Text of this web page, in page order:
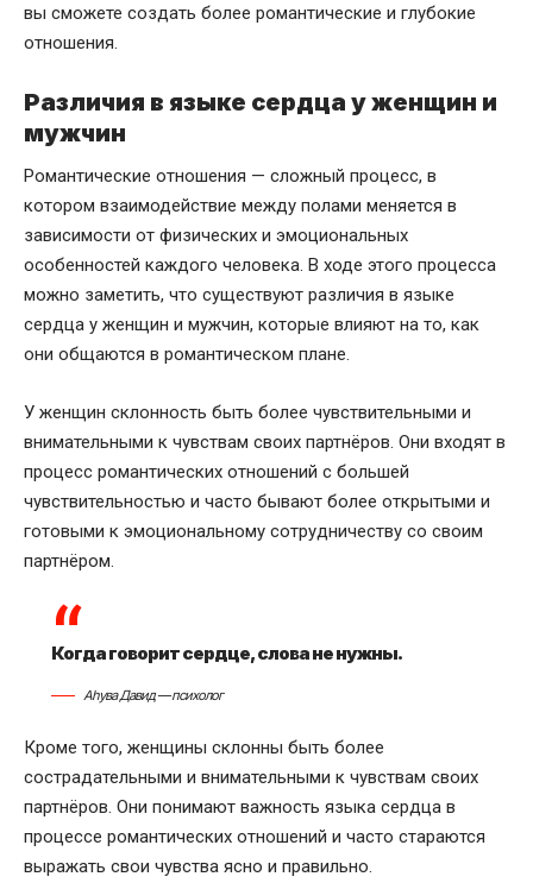
вы сможете создать более романтические и глубокие
отношения.
Различия в языке сердца у женщин и
мужчин
Романтические отношения — сложный процесс, в
котором взаимодействие между полами меняется в
зависимости от физических и эмоциональных
особенностей каждого человека. В ходе этого процесса
можно заметить, что существуют различия в языке
сердца у женщин и мужчин, которые влияют на то, как
они общаются в романтическом плане.
У женщин склонность быть более чувствительными и
внимательными к чувствам своих партнёров. Они входят в
процесс романтических отношений с большей
чувствительностью и часто бывают более открытыми и
готовыми к эмоциональному сотрудничеству со своим
партнёром.
Когда говорит сердце, слова не нужны.
Аhува Давид — психолог
Кроме того, женщины склонны быть более
сострадательными и внимательными к чувствам своих
партнёров. Они понимают важность языка сердца в
процессе романтических отношений и часто стараются
выражать свои чувства ясно и правильно.